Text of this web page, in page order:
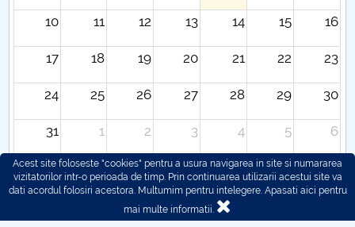
10 11 12 13 14 15 16
17 18 19 20 21 22 23
24 25 26 27 28 29 30
31 1 2 3 4 5 6
Acest site foloseste "cookies" pentru a usura navigarea in site si numararea
vizitatorilor intr-o perioada de timp. Prin continuarea utilizarii acestui site va
dati acordul folosiri acestora. Multumim pentru intelegere. Apasati aici pentru
mai multe informatii.